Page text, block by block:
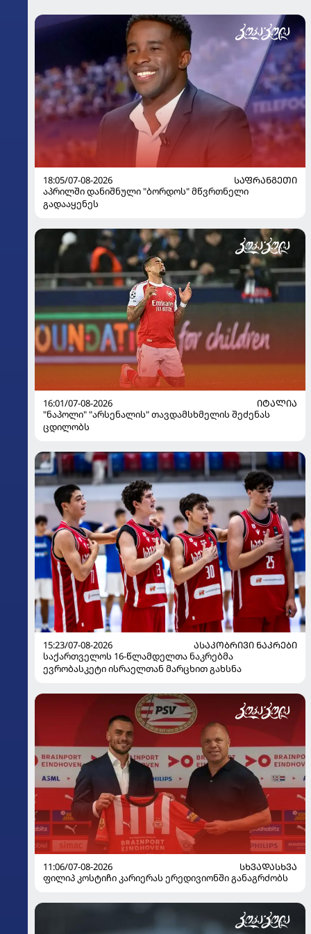
18:05/07-08-2026
ᲡᲐᲤᲠᲐᲜᲒᲔᲗᲘ
აპრილში დანიშნული "ბორდოს" მწვრთნელი
გადააყენეს
16:01/07-08-2026
ᲘᲢᲐᲚᲘᲐ
"ნაპოლი" "არსენალის" თავდამსხმელის შეძენას
ცდილობს
15:23/07-08-2026
ᲐᲡᲐᲙᲝᲑᲠᲘᲕᲘ ᲜᲐᲙᲠᲔᲑᲘ
საქართველოს 16-წლამდელთა ნაკრებმა
ევრობასკეტი ისრაელთან მარცხით გახსნა
11:06/07-08-2026
ᲡᲮᲕᲐᲓᲐᲡᲮᲕᲐ
ფილიპ კოსტიჩი კარიერას ერედივიონში განაგრძობს